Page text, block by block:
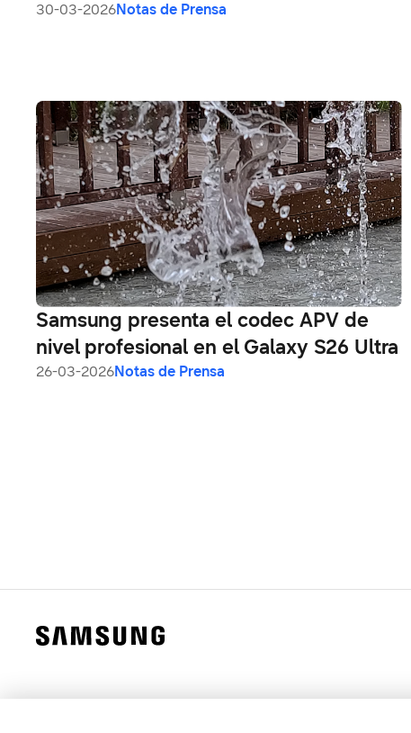
30-03-2026Notas de Prensa
Samsung presenta el codec APV de
nivel profesional en el Galaxy S26 Ultra
26-03-2026Notas de Prensa